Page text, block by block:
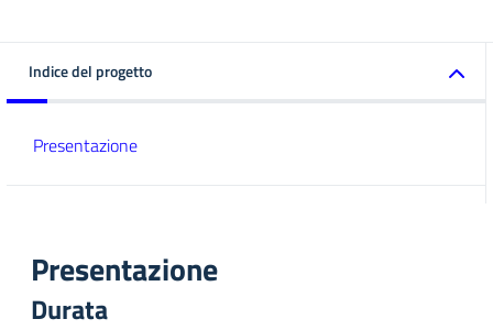
Indice del progetto
Presentazione
Presentazione
Durata